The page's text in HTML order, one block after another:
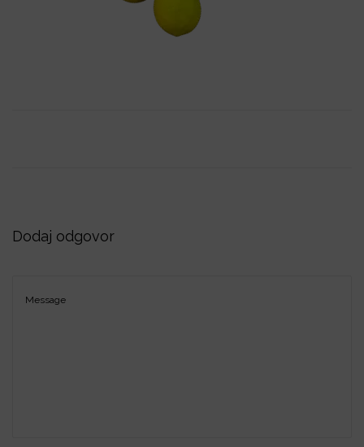
Dodaj odgovor